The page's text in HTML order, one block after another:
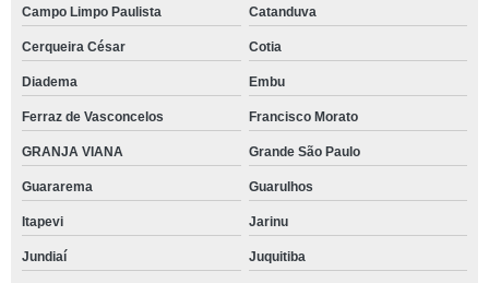
Campo Limpo Paulista Catanduva
Cerqueira César Cotia
Diadema Embu
Ferraz de Vasconcelos Francisco Morato
GRANJA VIANA Grande São Paulo
Guararema Guarulhos
Itapevi Jarinu
Jundiaí Juquitiba